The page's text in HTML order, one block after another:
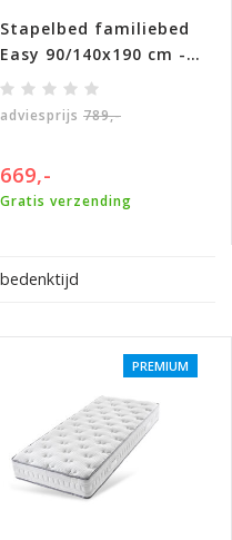
Stapelbed familiebed
Easy 90/140x190 cm -
Grijseiken
adviesprijs 789,-
669,-
Gratis verzending
PREMIUM